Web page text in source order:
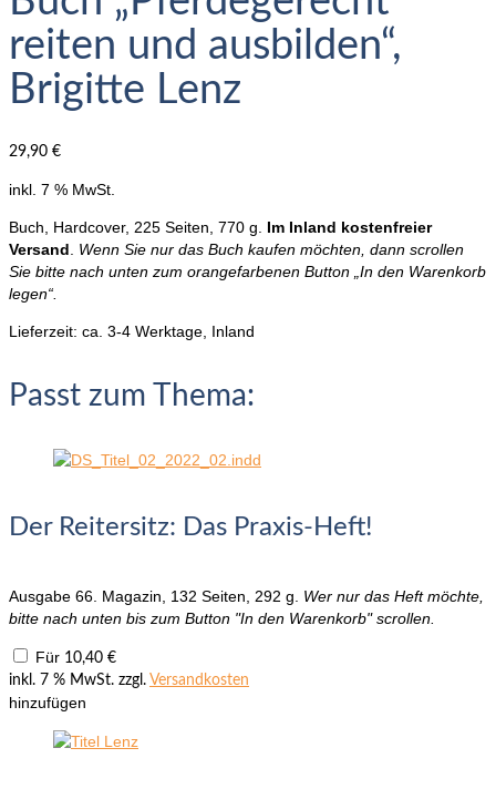
reiten und ausbilden“,
Brigitte Lenz
29,90 €
inkl. 7 % MwSt.
Buch, Hardcover, 225 Seiten, 770 g. Im Inland kostenfreier
Versand
Wenn Sie nur das Buch kaufen möchten, dann scrollen
Sie bitte nach unten zum orangefarbenen Button „In den Warenkorb
legen“.
Lieferzeit: ca. 3-4 Werktage, Inland
Passt zum Thema:
Der Reitersitz: Das Praxis-Heft!
Ausgabe 66. Magazin, 132 Seiten, 292 g. Wer nur das Heft möchte,
bitte nach unten bis zum Button "In den Warenkorb" scrollen.
Für 10,40 €
inkl. 7 % MwSt. zzgl. Versandkosten
hinzufügen